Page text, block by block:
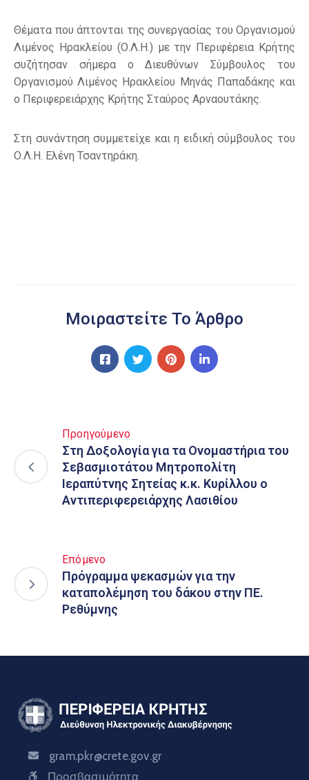
Θέματα που άπτονται της συνεργασίας του Οργανισμού
Λιμένος Ηρακλείου (Ο.Λ.Η.) με την Περιφέρεια Κρήτης
συζήτησαν σήμερα ο Διευθύνων Σύμβουλος του
Οργανισμού Λιμένος Ηρακλείου Μηνάς Παπαδάκης και
ο Περιφερειάρχης Κρήτης Σταύρος Αρναουτάκης.
Στη συνάντηση συμμετείχε και η ειδική σύμβουλος του
Ο.Λ.Η. Ελένη Τσαντηράκη.
Μοιραστείτε Το Άρθρο
Προηγούμενο
Στη Δοξολογία για τα Ονομαστήρια του
Σεβασμιοτάτου Μητροπολίτη
Ιεραπύτνης Σητείας κ.κ. Κυρίλλου ο
Αντιπεριφερειάρχης Λασιθίου
Επόμενο
Πρόγραμμα ψεκασμών για την
καταπολέμηση του δάκου στην ΠΕ.
Ρεθύμνης
gram.pkr@crete.gov.gr
Προσβασιμότητα